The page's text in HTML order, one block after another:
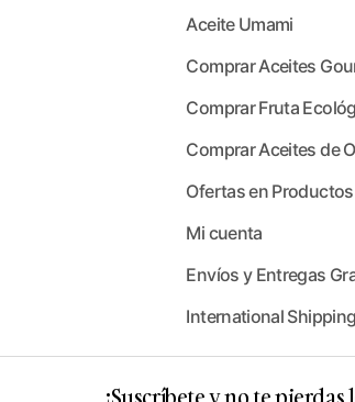
Aceite Umami
Comprar Aceites
Comprar Fruta
Comprar Aceites de
Ofertas en
Mi cuenta
Envíos y Entregas
International